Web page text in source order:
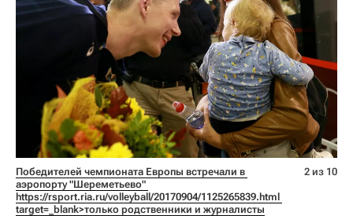
Победителей чемпионата Европы встречали в
https://rsport.ria.ru/volleyball/20170904/1125265839.html
target=_blank>только родственники и журналисты
2 из 10